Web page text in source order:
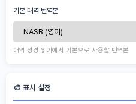
기본 대역 번역본
대역 성경 읽기에서 기본으로 사용할 번역본
🎨 표시 설정